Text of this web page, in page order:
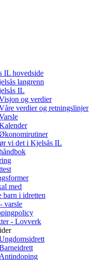
IL hovedside
langrenn
IL
og verdier
verdier og retningslinjer
vi det i Kjelsås IL
med
barn i idretten
varsle
- Lovverk
Antindoping